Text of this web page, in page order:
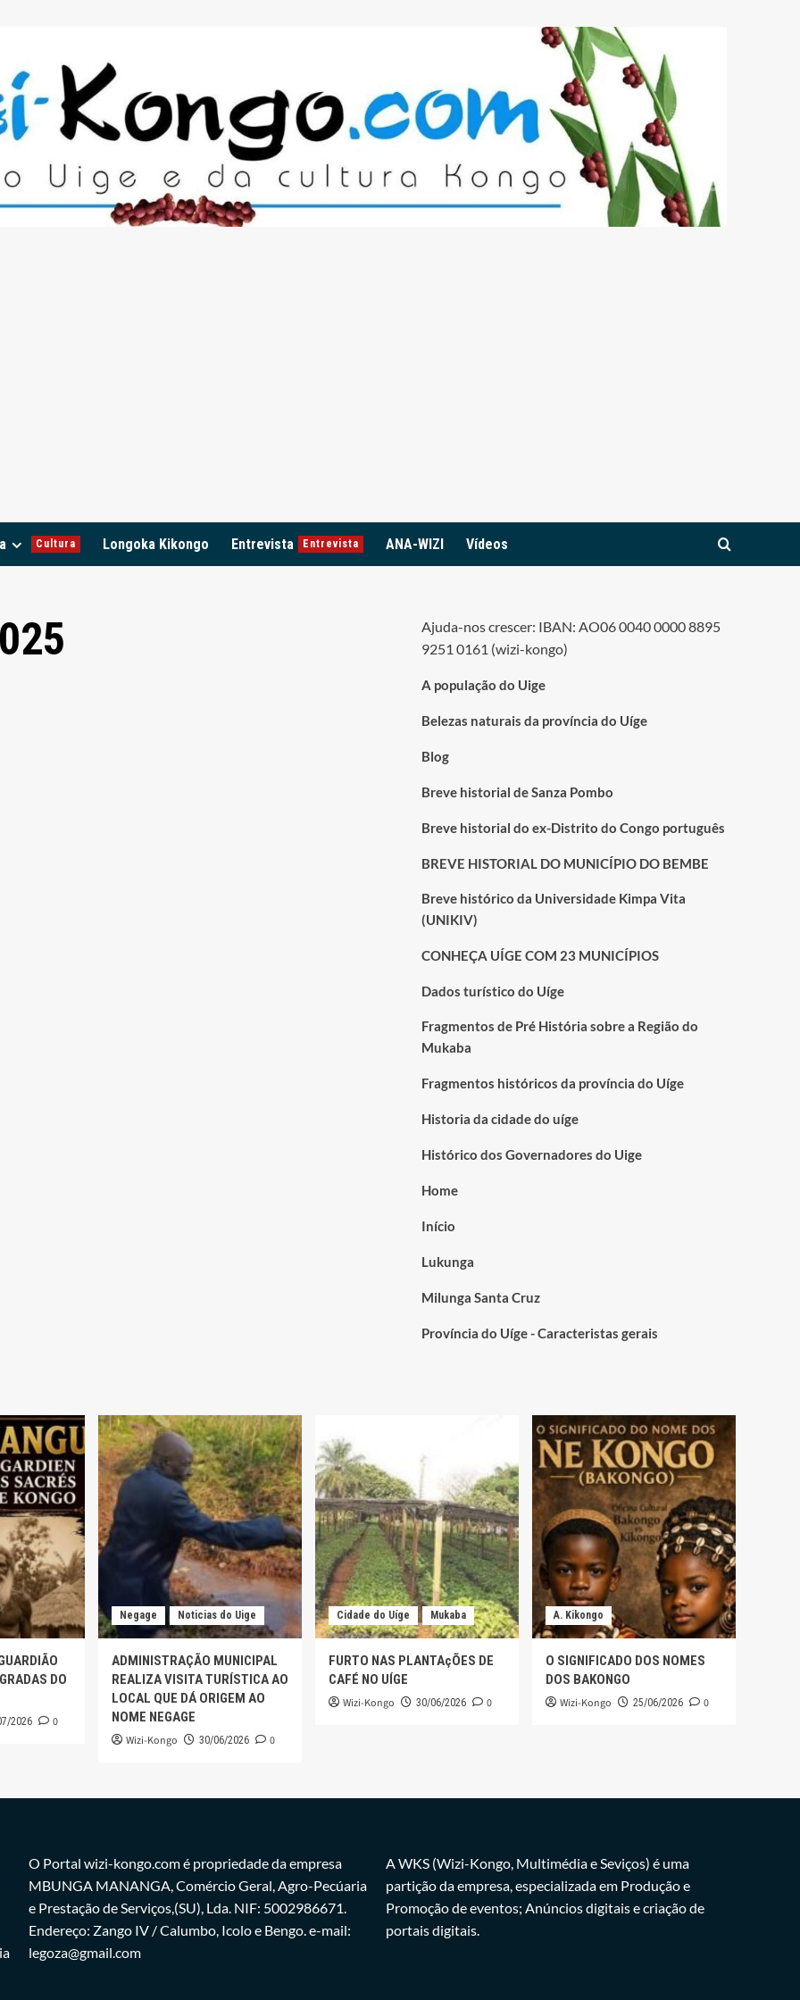
Cultura Longoka Kikongo Entrevista Entrevista ANA-WIZI Vídeos
Ajuda-nos crescer: IBAN: AO06 0040 0000 8895
9251 0161 (wizi-kongo)
A população do Uige
Belezas naturais da província do Uíge
Blog
Breve historial de Sanza Pombo
Breve historial do ex-Distrito do Congo português
BREVE HISTORIAL DO MUNICÍPIO DO BEMBE
Breve histórico da Universidade Kimpa Vita
(UNIKIV)
CONHEÇA UÍGE COM 23 MUNICÍPIOS
Dados turístico do Uíge
Fragmentos de Pré História sobre a Região do
Mukaba
Fragmentos históricos da província do Uíge
Historia da cidade do uíge
Histórico dos Governadores do Uige
Home
Início
Lukunga
Milunga Santa Cruz
Província do Uíge - Caracteristas gerais
DO
2026 0
Negage Noticias do Uige
ADMINISTRAÇÃO MUNICIPAL
REALIZA VISITA TURÍSTICA AO
LOCAL QUE DÁ ORIGEM AO
NOME NEGAGE
Wizi-Kongo 30/06/2026 0
Cidade do Uíge Mukaba
FURTO NAS PLANTAçÕES DE
CAFÉ NO UÍGE
Wizi-Kongo 30/06/2026 0
A. Kikongo
O SIGNIFICADO DOS NOMES
DOS BAKONGO
Wizi-Kongo 25/06/2026 0
O Portal wizi-kongo.com é propriedade da empresa
MBUNGA MANANGA, Comércio Geral, Agro-Pecúaria
e Prestação de Serviços,(SU), Lda. NIF: 5002986671.
Endereço: Zango IV / Calumbo, Icolo e Bengo. e-mail:
legoza@gmail.com
A WKS (Wizi-Kongo, Multimédia e Seviços) é uma
partição da empresa, especializada em Produção e
Promoção de eventos; Anúncios digitais e criação de
portais digitais.